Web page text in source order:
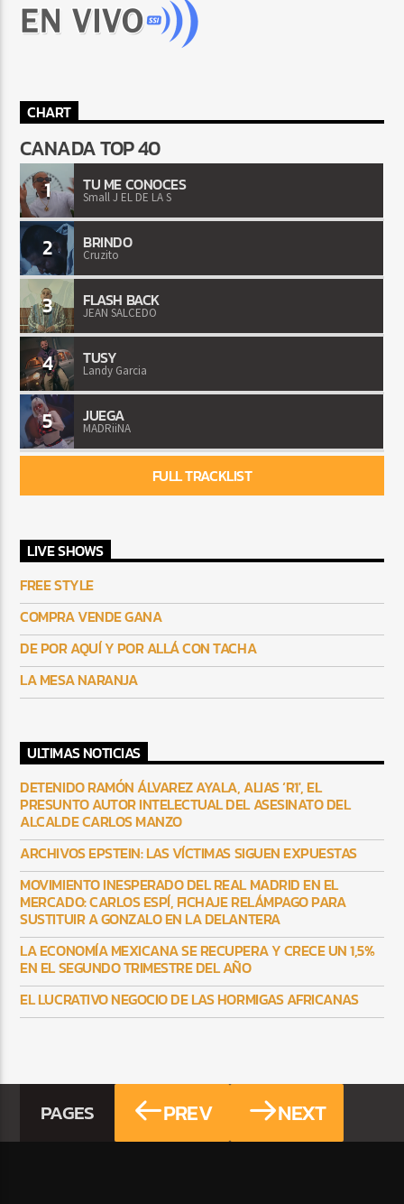
CHART
CANADA TOP 40
1 TU ME CONOCES
Small J EL DE LA S
2 BRINDO
Cruzito
3 FLASH BACK
JEAN SALCEDO
4 TUSY
Landy Garcia
5 JUEGA
MADRiiNA
FULL TRACKLIST
LIVE SHOWS
FREE STYLE
COMPRA VENDE GANA
DE POR AQUÍ Y POR ALLÁ CON TACHA
LA MESA NARANJA
ULTIMAS NOTICIAS
DETENIDO RAMÓN ÁLVAREZ AYALA, ALIAS ‘R1′, EL
PRESUNTO AUTOR INTELECTUAL DEL ASESINATO DEL
ALCALDE CARLOS MANZO
ARCHIVOS EPSTEIN: LAS VÍCTIMAS SIGUEN EXPUESTAS
MOVIMIENTO INESPERADO DEL REAL MADRID EN EL
MERCADO: CARLOS ESPÍ, FICHAJE RELÁMPAGO PARA
SUSTITUIR A GONZALO EN LA DELANTERA
LA ECONOMÍA MEXICANA SE RECUPERA Y CRECE UN 1,5%
EN EL SEGUNDO TRIMESTRE DEL AÑO
EL LUCRATIVO NEGOCIO DE LAS HORMIGAS AFRICANAS
PAGES PREV NEXT